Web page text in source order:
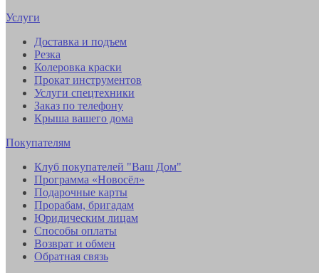
Услуги
Доставка и подъем
Резка
Колеровка краски
Прокат инструментов
Услуги спецтехники
Заказ по телефону
Крыша вашего дома
Покупателям
Клуб покупателей "Ваш Дом"
Программа «Новосёл»
Подарочные карты
Прорабам, бригадам
Юридическим лицам
Способы оплаты
Возврат и обмен
Обратная связь